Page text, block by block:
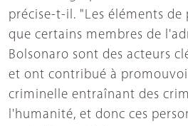
précise-t-il. "Les éléments de
que certains membres de
Bolsonaro sont des acteurs
et ont contribué à
criminelle entraînant des
l'humanité, et donc ces